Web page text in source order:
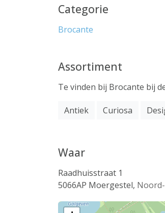
Categorie
Brocante
Assortiment
Te vinden bij Brocante bij
Antiek Curiosa
Waar
Raadhuisstraat 1
5066AP Moergestel,